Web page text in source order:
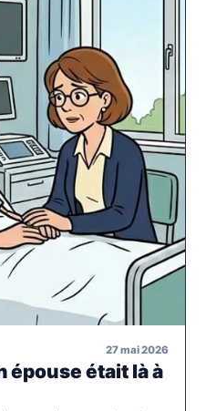
27 mai 2026
épouse était là à